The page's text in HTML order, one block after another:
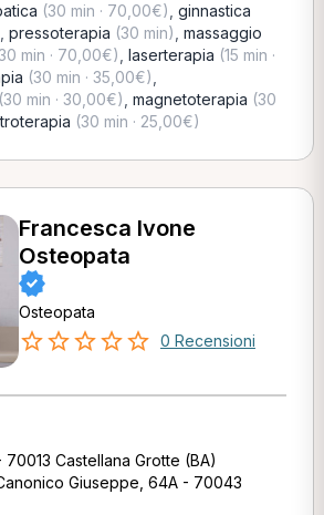
(30 min · 70,00€) ginnastica
pressoterapia (30 min) massaggio
min · 70,00€) laserterapia (15 min ·
(30 min · 35,00€)
(30 min · 30,00€) magnetoterapia (30
(30 min · 25,00€)
Francesca Ivone
Osteopata
Osteopata
0 Recensioni
70013 Castellana Grotte (BA)
Giuseppe, 64A - 70043